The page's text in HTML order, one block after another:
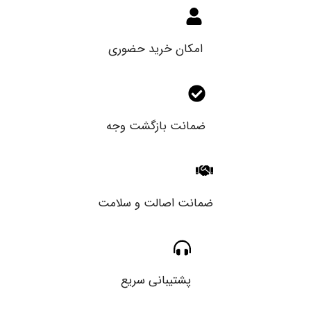
امکان خرید حضوری
ضمانت بازگشت وجه
ضمانت اصالت و سلامت
پشتیبانی سریع